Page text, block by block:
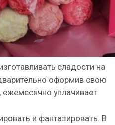
сладости на
оформив свою
ежемесячно уплачивает
и фантазировать. В